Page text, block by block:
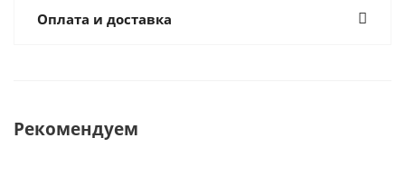
Оплата и доставка
Рекомендуем